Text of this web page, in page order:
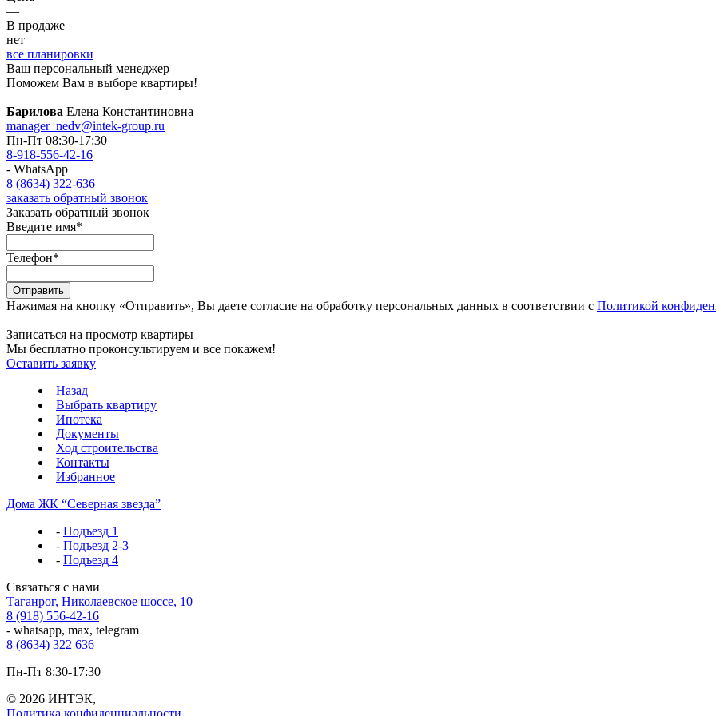
—
В продаже
нет
все планировки
Ваш персональный менеджер
Поможем Вам в выборе квартиры!
Барилова Елена Константиновна
manager_nedv@intek-group.ru
Пн-Пт 08:30-17:30
8-918-556-42-16
- WhatsApp
8 (8634) 322-636
заказать обратный звонок
Заказать обратный звонок
Введите имя*
Телефон*
Отправить
Нажимая на кнопку «Отправить», Вы даете согласие на обработку персональных данных в соответствии с Политикой
Записаться на просмотр квартиры
Мы бесплатно проконсультируем и все покажем!
Оставить заявку
Назад
Выбрать квартиру
Ипотека
Документы
Ход строительства
Контакты
Избранное
Дома ЖК “Северная звезда”
- Подъезд 1
- Подъезд 2-3
- Подъезд 4
Связаться с нами
Таганрог, Николаевское шоссе, 10
8 (918) 556-42-16
- whatsapp, max, telegram
8 (8634) 322 636
Пн-Пт 8:30-17:30
© 2026 ИНТЭК,
Политика конфиденциальности